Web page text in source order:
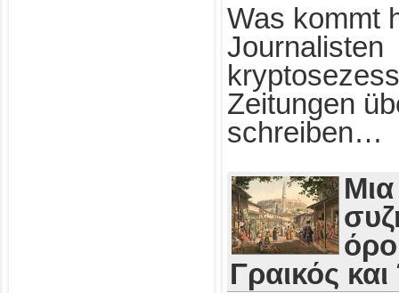
Was kommt
Journalisten
Zeitungen
schreiben…
Μια
Γραικός